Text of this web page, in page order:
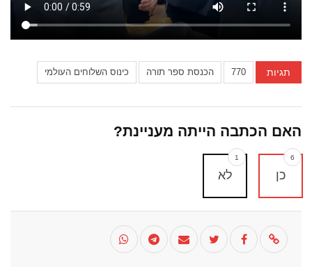
תגיות 770 הכנסת ספר תורה כינוס השלוחים העולמי
האם הכתבה הייתה מעניינת?
כן
6
לא
1